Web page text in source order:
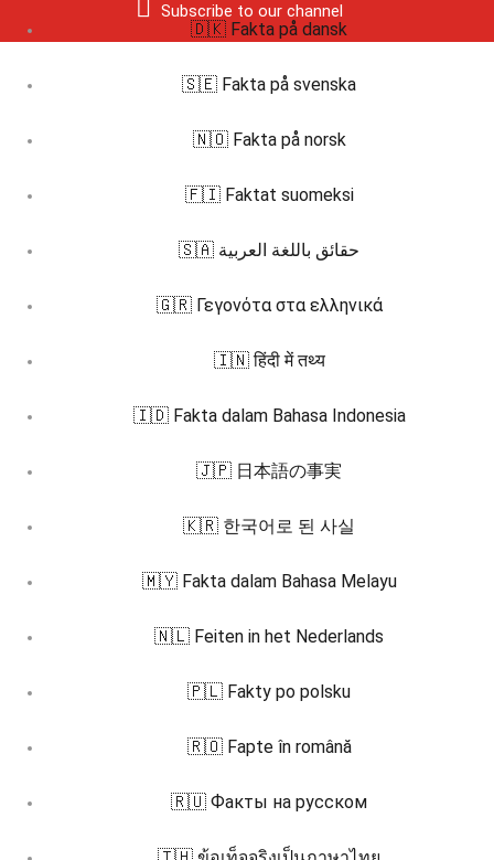
Subscribe to our channel
🇩🇰 Fakta på dansk
🇸🇪 Fakta på svenska
🇳🇴 Fakta på norsk
🇫🇮 Faktat suomeksi
🇸🇦 حقائق باللغة العربية
🇬🇷 Γεγονότα στα ελληνικά
🇮🇳 हिंदी में तथ्य
🇮🇩 Fakta dalam Bahasa Indonesia
🇯🇵 日本語の事実
🇰🇷 한국어로 된 사실
🇲🇾 Fakta dalam Bahasa Melayu
🇳🇱 Feiten in het Nederlands
🇵🇱 Fakty po polsku
🇷🇴 Fapte în română
🇷🇺 Факты на русском